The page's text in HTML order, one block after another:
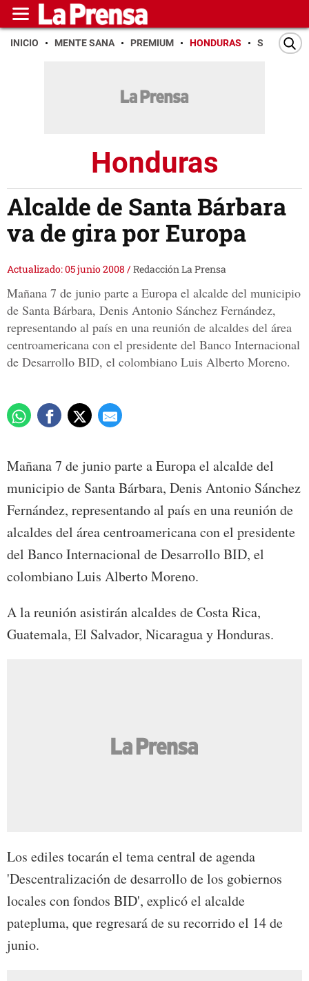
INICIO MENTE SANA PREMIUM HONDURAS SAN PEDRO
Honduras
Alcalde de Santa Bárbara
va de gira por Europa
Actualizado: 05 junio 2008 /Redacción La Prensa
Mañana 7 de junio parte a Europa el alcalde del municipio
de Santa Bárbara, Denis Antonio Sánchez Fernández,
representando al país en una reunión de alcaldes del área
centroamericana con el presidente del Banco Internacional
de Desarrollo BID, el colombiano Luis Alberto Moreno.
Mañana 7 de junio parte a Europa el alcalde del
municipio de Santa Bárbara, Denis Antonio Sánchez
Fernández, representando al país en una reunión de
alcaldes del área centroamericana con el presidente
del Banco Internacional de Desarrollo BID, el
colombiano Luis Alberto Moreno.
A la reunión asistirán alcaldes de Costa Rica,
Guatemala, El Salvador, Nicaragua y Honduras.
Los ediles tocarán el tema central de agenda
'Descentralización de desarrollo de los gobiernos
locales con fondos BID', explicó el alcalde
patepluma, que regresará de su recorrido el 14 de
junio.